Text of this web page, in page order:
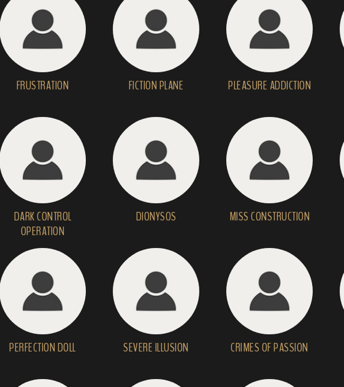
FRUSTRATION FICTION PLANE PLEASURE ADDICTION
DARK CONTROL
OPERATION
DIONYSOS MISS CONSTRUCTION
PERFECTION DOLL SEVERE ILLUSION CRIMES OF PASSION